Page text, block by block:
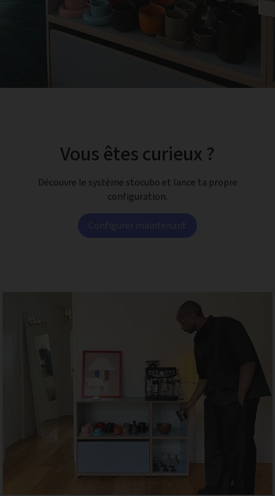
Vous êtes curieux ?
Découvre le système stocubo et lance ta propre
configuration.
Configurer maintenant